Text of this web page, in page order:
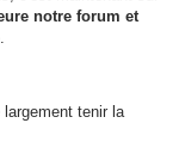
notre forum et
.
tenir la